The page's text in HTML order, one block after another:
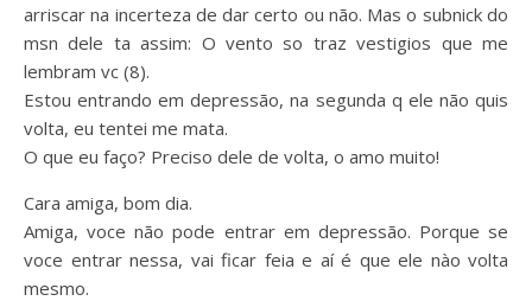
arriscar na incerteza de dar certo ou não. Mas o subnick do
msn dele ta assim: O vento so traz vestigios que me
lembram vc (8).
Estou entrando em depressão, na segunda q ele não quis
volta, eu tentei me mata.
O que eu faço? Preciso dele de volta, o amo muito!
Cara amiga, bom dia.
Amiga, voce não pode entrar em depressão. Porque se
voce entrar nessa, vai ficar feia e aí é que ele nào volta
mesmo.